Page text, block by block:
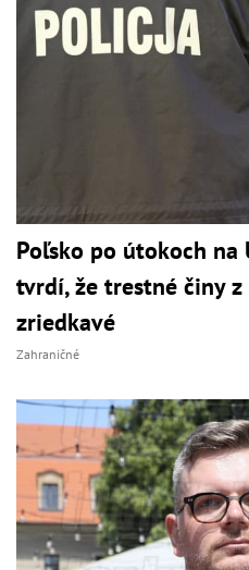
Poľsko po útokoch na
tvrdí, že trestné činy z
zriedkavé
Zahraničné